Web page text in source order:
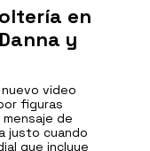
en
y
video
figuras
mensaje de
justo cuando
que incluye